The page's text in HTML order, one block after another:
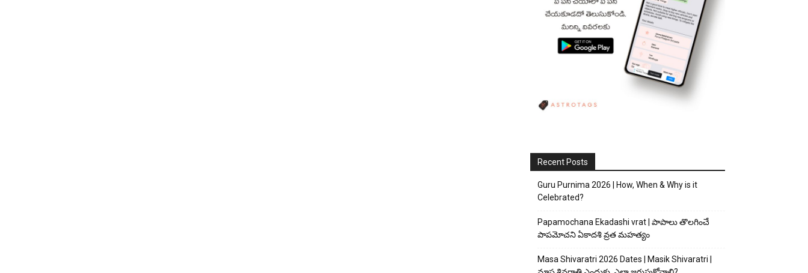
Recent Posts
Guru Purnima 2026 | How, When & Why is it
Celebrated?
Papamochana Ekadashi vrat | పాపాలు తొలగించే
పాపమోచని ఏకాదశి వ్రత మహత్యం
Masa Shivaratri 2026 Dates | Masik Shivaratri |